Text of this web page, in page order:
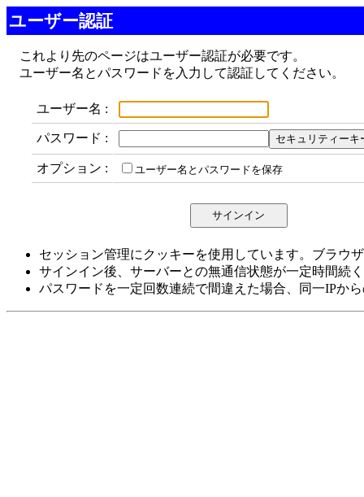
ユーザー認証
これより先のページはユーザー認証が必要です。
ユーザー名とパスワードを入力して認証してください。
ユーザー名 :
パスワード :
オプション : ユーザー名とパスワードを保存
セッション管理にクッキーを使用しています。ブラウ
サインイン後、サーバーとの無通信状態が一定時間続
パスワードを一定回数連続で間違えた場合、同一IPか